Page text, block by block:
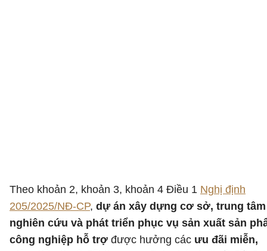
Theo khoản 2, khoản 3, khoản 4 Điều 1 Nghị định
205/2025/NĐ-CP, dự án xây dựng cơ sở, trung tâm
nghiên cứu và phát triển phục vụ sản xuất sản
công nghiệp hỗ trợ được hưởng các ưu đãi miễn,